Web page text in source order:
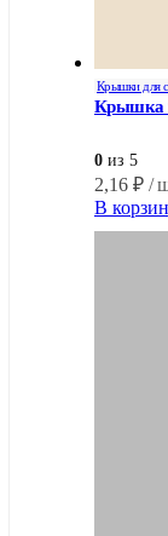
Крышки для
Крышка
0 из 5
2,16 ₽ /
В